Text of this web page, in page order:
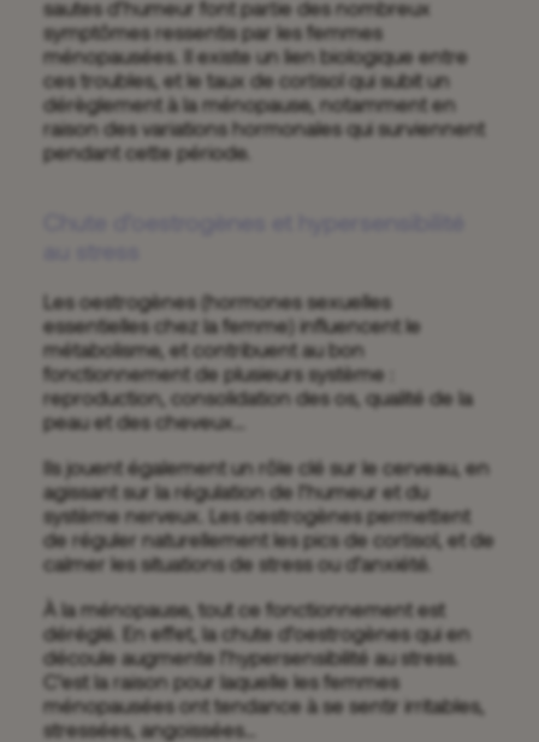
sautes d’humeur font partie des nombreux
symptômes ressentis par les femmes
ménopausées. Il existe un lien biologique entre
ces troubles, et le taux de cortisol qui subit un
dérèglement à la ménopause, notamment en
raison des variations hormonales qui surviennent
pendant cette période.
Les oestrogènes (hormones sexuelles
essentielles chez la femme) influencent le
métabolisme, et contribuent au bon
fonctionnement de plusieurs système :
reproduction, consolidation des os, qualité de la
peau et des cheveux…
Ils jouent également un rôle clé sur le cerveau, en
agissant sur la régulation de l’humeur et du
système nerveux. Les oestrogènes permettent
de réguler naturellement les pics de cortisol, et de
calmer les situations de stress ou d’anxiété.
À la ménopause, tout ce fonctionnement est
déréglé. En effet, la chute d’oestrogènes qui en
découle augmente l’hypersensibilité au stress.
C’est la raison pour laquelle les femmes
ménopausées ont tendance à se sentir irritables,
stressées, angoissées…